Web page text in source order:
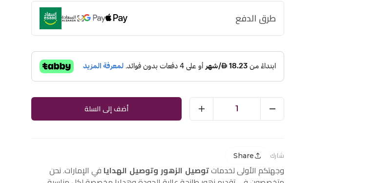
طرق الدفع
1 أضف إلى السلة
شارك Share
وجهتكم الأولى لخدمات توصيل الزهور وتوصيل الهدايا في الإمارات. نحن